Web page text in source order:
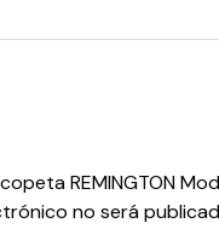
REMINGTON
no será